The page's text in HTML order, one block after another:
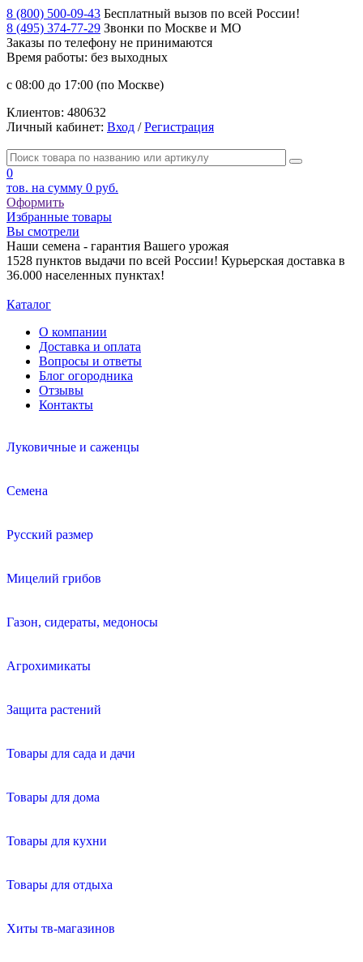
8 (800) 500-09-43 Бесплатный вызов по всей России!
8 (495) 374-77-29 Звонки по Москве и МО
Заказы по телефону не принимаются
Время работы: без выходных
с 08:00 до 17:00 (по Москве)
Клиентов: 480632
Личный кабинет: Вход /Регистрация
0
тов. на сумму 0 руб.
Оформить
Избранные товары
Вы смотрели
Наши семена - гарантия Вашего урожая
1528 пунктов выдачи по всей России! Курьерская доставка в
36.000 населенных пунктах!
Каталог
О компании
Доставка и оплата
Вопросы и ответы
Блог огородника
Отзывы
Контакты
Луковичные и саженцы
Семена
Русский размер
Мицелий грибов
Газон, сидераты, медоносы
Агрохимикаты
Защита растений
Товары для сада и дачи
Товары для дома
Товары для кухни
Товары для отдыха
Хиты тв-магазинов